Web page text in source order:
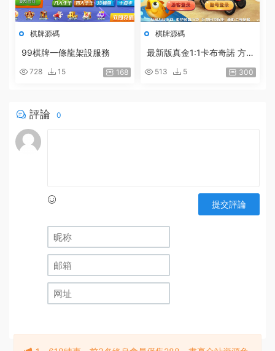
棋牌源碼
99棋牌一條龍架設服務
728 15 168
棋牌源碼
最新版真金1:1卡布奇諾 方
513 5 300
評論 0
提交評論